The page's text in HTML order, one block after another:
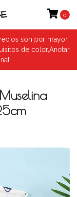
son por mayor
de color,Anotar
0